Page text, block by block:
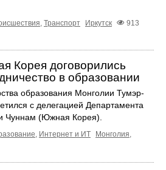
, Транспорт Иркутск
913
Корея договорились
в образовании
образования Монголии Тумэр-
с делегацией Департамента
Чуннам (Южная Корея).
, Интернет и ИТ Монголия,